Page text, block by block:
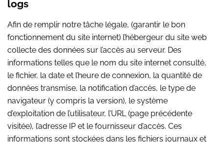
logs
Afin de remplir notre tâche légale, (garantir le bon
fonctionnement du site internet) l’hébergeur du site web
collecte des données sur l’accès au serveur. Des
informations telles que le nom du site internet consulté,
le fichier, la date et l’heure de connexion, la quantité de
données transmise, la notification d’accès, le type de
navigateur (y compris la version), le système
d’exploitation de l’utilisateur, l’URL (page précédente
visitée), l’adresse IP et le fournisseur d’accès. Ces
informations sont stockées dans les fichiers journaux et